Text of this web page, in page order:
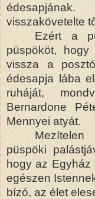
visszakövetelte
Ezért a
püspököt,
vissza a
édesapja lába
ruháját,
Bernardone
Mennyei atyát.
püspöki
hogy az Egyház
egészen
bízó, az élet